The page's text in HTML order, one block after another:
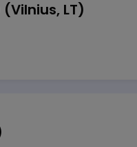
LT)